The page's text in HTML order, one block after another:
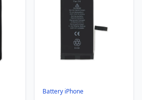
Battery iPhone